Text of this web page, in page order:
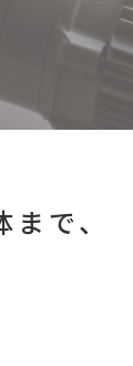
で、